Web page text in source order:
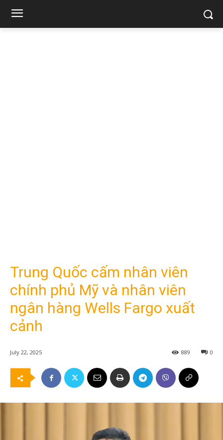
Trung Quốc cấm nhân viên
chính phủ Mỹ và nhân viên
ngân hàng Wells Fargo xuất
cảnh
July 22, 2025 0
889